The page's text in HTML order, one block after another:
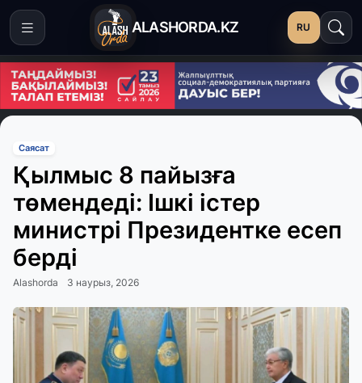
ALASHORDA.KZ RU
Саясат
Қылмыс 8 пайызға
төмендеді: Ішкі істер
министрі Президентке есеп
берді
Alashorda 3 наурыз, 2026